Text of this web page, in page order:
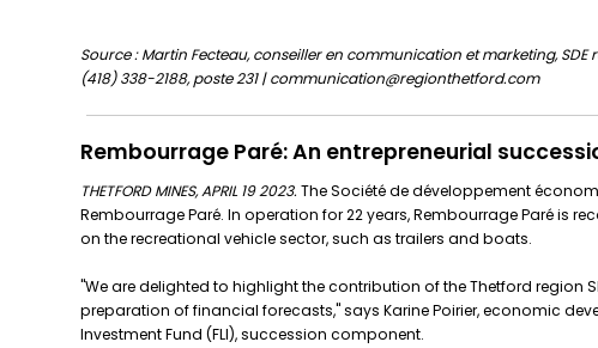
Source : Martin Fecteau, conseiller en communication et marketing, SDE
(418) 338-2188, poste 231 | communication@regionthetford.com
Rembourrage Paré: An entrepreneurial
THETFORD MINES, APRIL 19 2023. The Société de développement
Rembourrage Paré. In operation for 22 years, Rembourrage Paré is
on the recreational vehicle sector, such as trailers and boats.
"We are delighted to highlight the contribution of the Thetford region
preparation of financial forecasts," says Karine Poirier, economic
Investment Fund (FLI), succession component.